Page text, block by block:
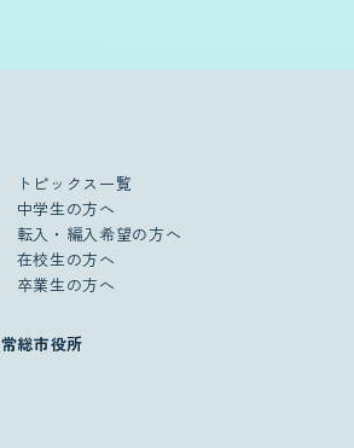
トピックス一覧
中学生の方へ
転入・編入希望の方へ
在校生の方へ
卒業生の方へ
常総市役所